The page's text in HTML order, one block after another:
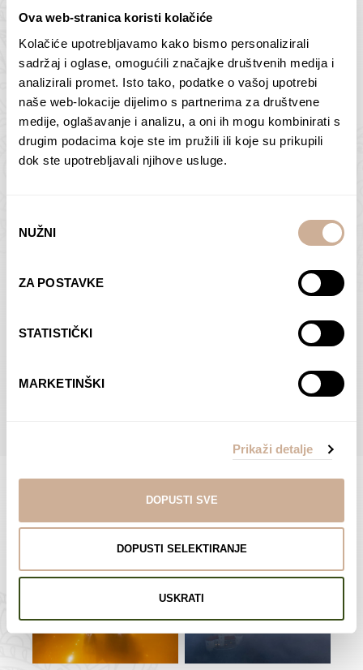
Ova web-stranica koristi kolačiće
Kolačiće upotrebljavamo kako bismo personalizirali
sadržaj i oglase, omogućili značajke društvenih medija i
analizirali promet. Isto tako, podatke o vašoj upotrebi
naše web-lokacije dijelimo s partnerima za društvene
medije, oglašavanje i analizu, a oni ih mogu kombinirati s
drugim podacima koje ste im pružili ili koje su prikupili
dok ste upotrebljavali njihove usluge.
pristanka
NUŽNI
ZA POSTAVKE
STATISTIČKI
MARKETINŠKI
Prikaži detalje
DOPUSTI SVE
DOPUSTI SELEKTIRANJE
USKRATI
Butan – ljudi 2
75,00€ – 138,00€Raspon
cijena:
od
75,00 €
138,00 €
ODABERI OPCIJE
Antarktika – krajolik
2
75,00€ – 138,00€Raspon
cijena:
od
ODABERI OPCIJE
Dolac
ODABERI OPCIJE
Moreškanti – sjena
€Raspon
od
75,00 €
do
138,00 €
ODABERI OPCIJE
POGLEDAJTE SVE PROIZVODE U OVOJ KATEGORIJI
Limited Edition Fotografije